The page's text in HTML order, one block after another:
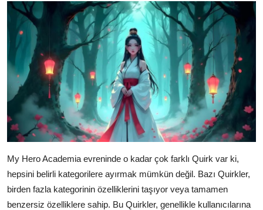
My Hero Academia evreninde o kadar çok farklı Quirk var ki,
hepsini belirli kategorilere ayırmak mümkün değil. Bazı Quirkler,
birden fazla kategorinin özelliklerini taşıyor veya tamamen
benzersiz özelliklere sahip. Bu Quirkler, genellikle kullanıcılarına